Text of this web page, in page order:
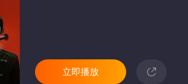
立即播放